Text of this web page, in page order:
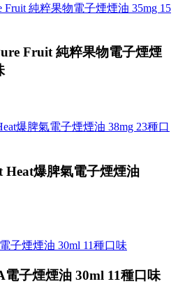
Fruit 純粹果物電子煙煙
Heat爆脾氣電子煙煙油
子煙煙油 30ml 11種口味